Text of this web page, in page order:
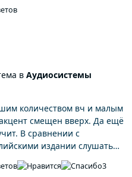
в Аудиосистемы
количеством вч и малым
с
издании слушать
Бывает даже
не возможно. Была у
3